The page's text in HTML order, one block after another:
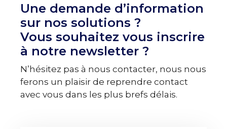
Une demande d’information
sur nos solutions ?
Vous souhaitez vous inscrire
à notre newsletter ?
N’hésitez pas à nous contacter, nous nous
ferons un plaisir de reprendre contact
avec vous dans les plus brefs délais.